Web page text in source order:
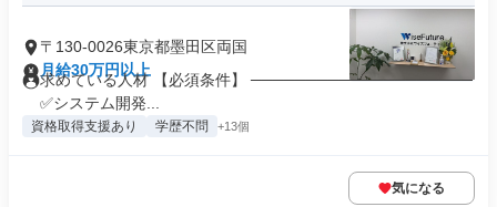
〒130-0026東京都墨田区両国
月給30万円以上
求めている人材 【必須条件】 ────────────────────
✅システム開発...
資格取得支援あり 学歴不問 +13個
気になる